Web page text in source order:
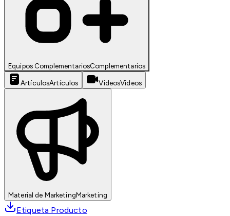
Equipos ComplementariosComplementarios
ArtículosArtículos VideosVideos
Material de MarketingMarketing
Etiqueta Producto